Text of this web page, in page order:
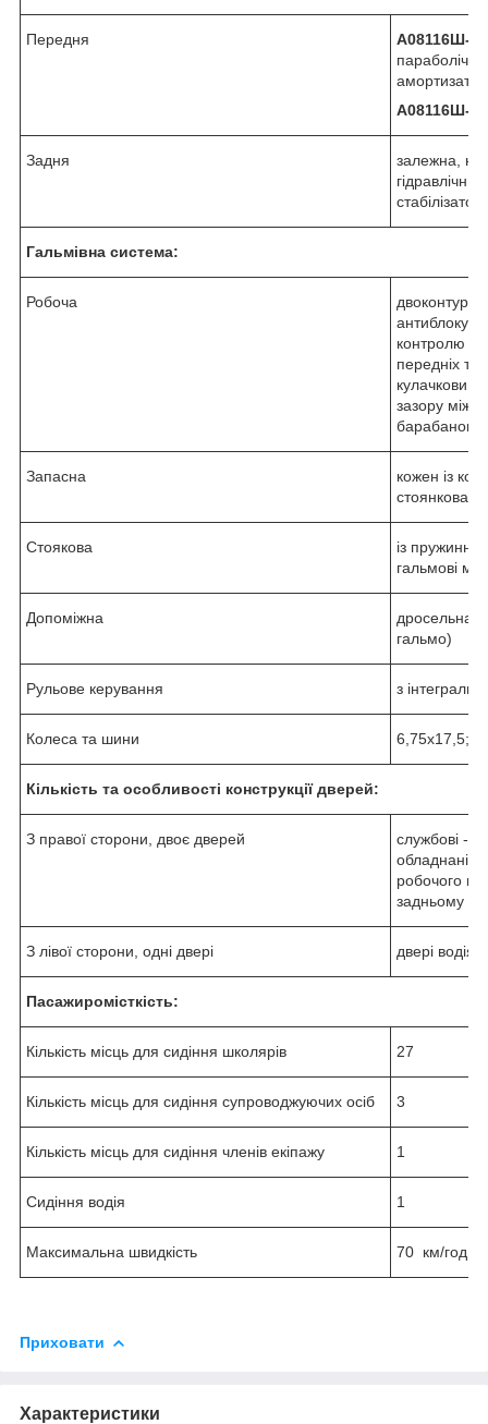
Передня
А08116Ш-
А08116Ш-
Задня
залежна, на
Гальмівна система:
Робоча
контролю
передніх та
кулачковим
зазору між
барабаном;
Запасна
кожен із
стоянкова
Стоякова
із
гальмові
Допоміжна
дросельна
гальмо)
Рульове керування з
Колеса та шини 6,75х17,5;
Кількість та особливості конструкції дверей:
З правої сторони, двоє дверей
службові -
обладнані
робочого
задньому
З лівої сторони, одні двері двері водія
Пасажиромісткість:
Кількість місць для сидіння школярів 27
Кількість місць для сидіння супроводжуючих осіб 3
Кількість місць для сидіння членів екіпажу 1
Сидіння водія 1
Максимальна швидкість 70 км/год
Приховати
Характеристики